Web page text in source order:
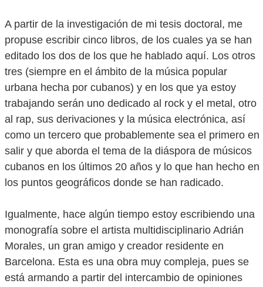
A partir de la investigación de mi tesis doctoral, me
propuse escribir cinco libros, de los cuales ya se han
editado los dos de los que he hablado aquí. Los otros
tres (siempre en el ámbito de la música popular
urbana hecha por cubanos) y en los que ya estoy
trabajando serán uno dedicado al rock y el metal, otro
al rap, sus derivaciones y la música electrónica, así
como un tercero que probablemente sea el primero en
salir y que aborda el tema de la diáspora de músicos
cubanos en los últimos 20 años y lo que han hecho en
los puntos geográficos donde se han radicado.
Igualmente, hace algún tiempo estoy escribiendo una
monografía sobre el artista multidisciplinario Adrián
Morales, un gran amigo y creador residente en
Barcelona. Esta es una obra muy compleja, pues se
está armando a partir del intercambio de opiniones